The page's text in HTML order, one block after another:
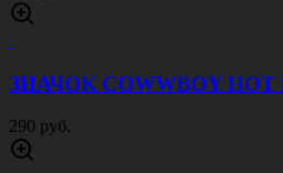
ЗНАЧОК COWWBOY HOT
290 руб.